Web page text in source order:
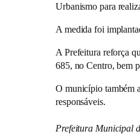
Urbanismo para
A medida foi
A Prefeitura reforça
685, no Centro, bem
O município também
responsáveis.
Prefeitura Municipal